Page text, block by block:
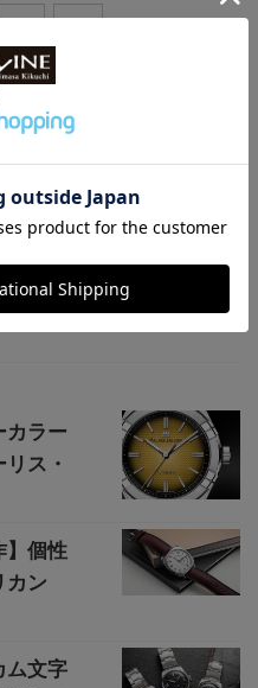
2 >
,新作時計ニュース
カラー
ス・
】個性
カン
ム文字